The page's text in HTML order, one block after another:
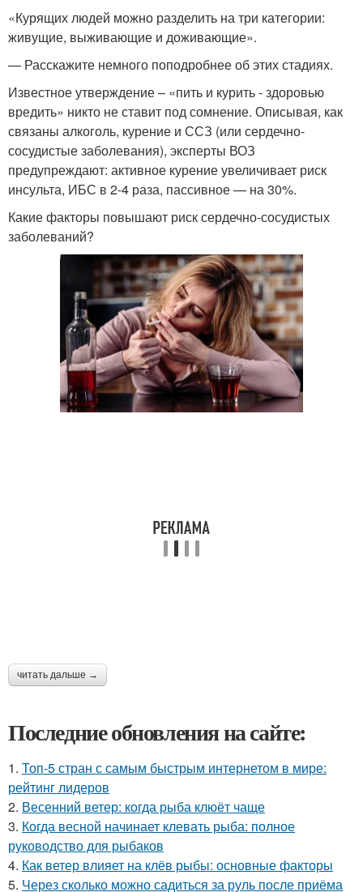
«Курящих людей можно разделить на три категории:
живущие, выживающие и доживающие».
— Расскажите немного поподробнее об этих стадиях.
Известное утверждение – «пить и курить - здоровью
вредить» никто не ставит под сомнение. Описывая, как
связаны алкоголь, курение и ССЗ (или сердечно-
сосудистые заболевания), эксперты ВОЗ
предупреждают: активное курение увеличивает риск
инсульта, ИБС в 2-4 раза, пассивное — на 30%.
Какие факторы повышают риск сердечно-сосудистых
заболеваний?
читать дальше →
Последние обновления на сайте:
1. Топ-5 стран с самым быстрым интернетом в мире:
рейтинг лидеров
2. Весенний ветер: когда рыба клюёт чаще
3. Когда весной начинает клевать рыба: полное
руководство для рыбаков
4. Как ветер влияет на клёв рыбы: основные факторы
5. Через сколько можно садиться за руль после приёма